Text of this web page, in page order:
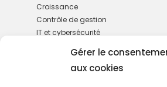
Gérer le
aux cookies
Croissance
Contrôle de gestion
IT et cybersécurité
Gestion de patrimoine